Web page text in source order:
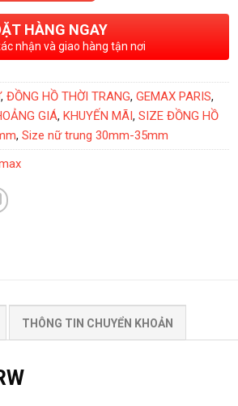
HÀNG NGAY
nhận và giao hàng tận nơi
, ĐỒNG HỒ THỜI TRANG, GEMAX PARIS,
GIÁ, KHUYẾN MÃI, SIZE ĐỒNG HỒ
, Size nữ trung 30mm-35mm
THÔNG TIN CHUYỂN KHOẢN